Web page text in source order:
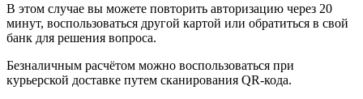
В этом случае вы можете повторить авторизацию через 20
минут, воспользоваться другой картой или обратиться в свой
банк для решения вопроса.
Безналичным расчётом можно воспользоваться при
курьерской доставке путем сканирования QR-кода.